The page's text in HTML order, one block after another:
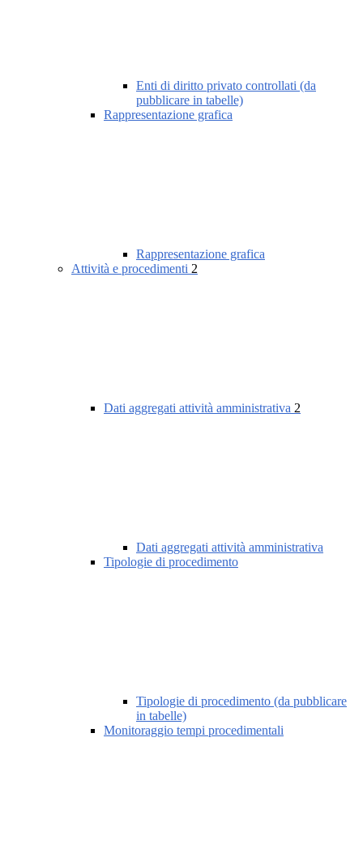
Enti di diritto privato controllati (da
pubblicare in tabelle)
Rappresentazione grafica
Rappresentazione grafica
Attività e procedimenti 2
Dati aggregati attività amministrativa 2
Dati aggregati attività amministrativa
Tipologie di procedimento
Tipologie di procedimento (da pubblicare
in tabelle)
Monitoraggio tempi procedimentali